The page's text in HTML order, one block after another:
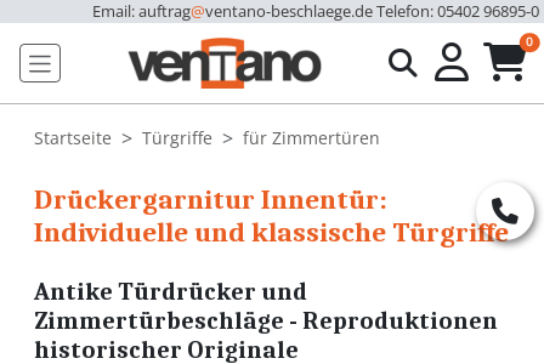
Email: auftrag@ventano-beschlaege.deTelefon: 05402 96895-0
0
Startseite Türgriffe für Zimmertüren
Drückergarnitur Innentür:
Individuelle und klassische Türgriffe
Antike Türdrücker und
Zimmertürbeschläge - Reproduktionen
historischer Originale